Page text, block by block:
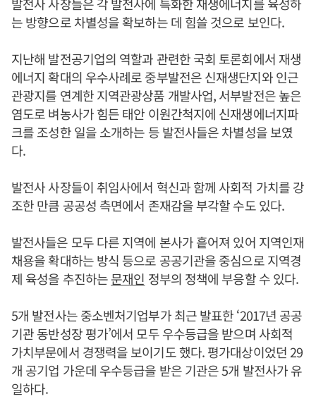
는 방향으로 차별성을 확보하는 데 힘쓸 것으로 보인다.
지난해 발전공기업의 역할과 관련한 국회 토론회에서 재생
에너지 확대의 우수사례로 중부발전은 신재생단지와 인근
관광지를 연계한 지역관광상품 개발사업, 서부발전은 높은
염도로 벼농사가 힘든 태안 이원간척지에 신재생에너지파
크를 조성한 일을 소개하는 등 발전사들은 차별성을 보였
다.
발전사 사장들이 취임사에서 혁신과 함께 사회적 가치를 강
조한 만큼 공공성 측면에서 존재감을 부각할 수도 있다.
발전사들은 모두 다른 지역에 본사가 흩어져 있어 지역인재
채용을 확대하는 방식 등으로 공공기관을 중심으로 지역경
제 육성을 추진하는문재인 정부의 정책에 부응할 수 있다.
5개 발전사는 중소벤처기업부가 최근 발표한 ‘2017년 공공
기관 동반성장 평가’에서 모두 우수등급을 받으며 사회적
가치부문에서 경쟁력을 보이기도 했다. 평가대상이었던 29
개 공기업 가운데 우수등급을 받은 기관은 5개 발전사가 유
일하다.